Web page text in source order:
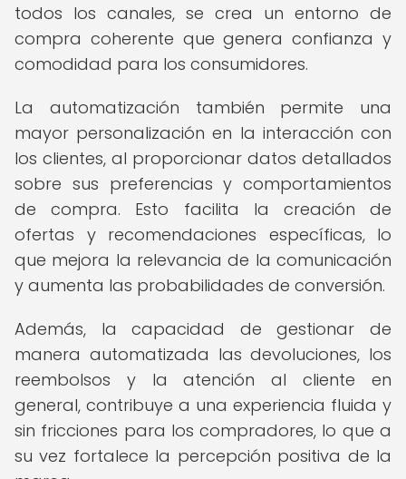
todos los canales, se crea un entorno de
compra coherente que genera confianza y
comodidad para los consumidores.
La automatización también permite una
mayor personalización en la interacción con
los clientes, al proporcionar datos detallados
sobre sus preferencias y comportamientos
de compra. Esto facilita la creación de
ofertas y recomendaciones específicas, lo
que mejora la relevancia de la comunicación
y aumenta las probabilidades de conversión.
Además, la capacidad de gestionar de
manera automatizada las devoluciones, los
reembolsos y la atención al cliente en
general, contribuye a una experiencia fluida y
sin fricciones para los compradores, lo que a
su vez fortalece la percepción positiva de la